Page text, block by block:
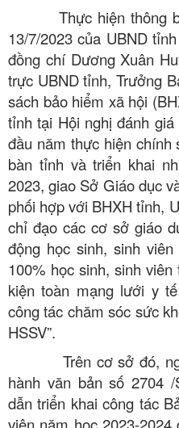
Thực hiện thông
13/7/2023 của UBND
đồng chí Dương Xuân
trực UBND tỉnh, Trưởng
sách bảo hiểm xã hội
tỉnh tại Hội nghị đánh
đầu năm thực hiện chính
bàn tỉnh và triển khai
2023, giao Sở Giáo dục
phối hợp với BHXH tỉnh,
chỉ đạo các cơ sở giáo
động học sinh, sinh
100% học sinh, sinh
kiện toàn mạng lưới y
công tác chăm sóc sức
HSSV”.
Trên cơ sở đó,
hành văn bản số 2704
dẫn triển khai công tác